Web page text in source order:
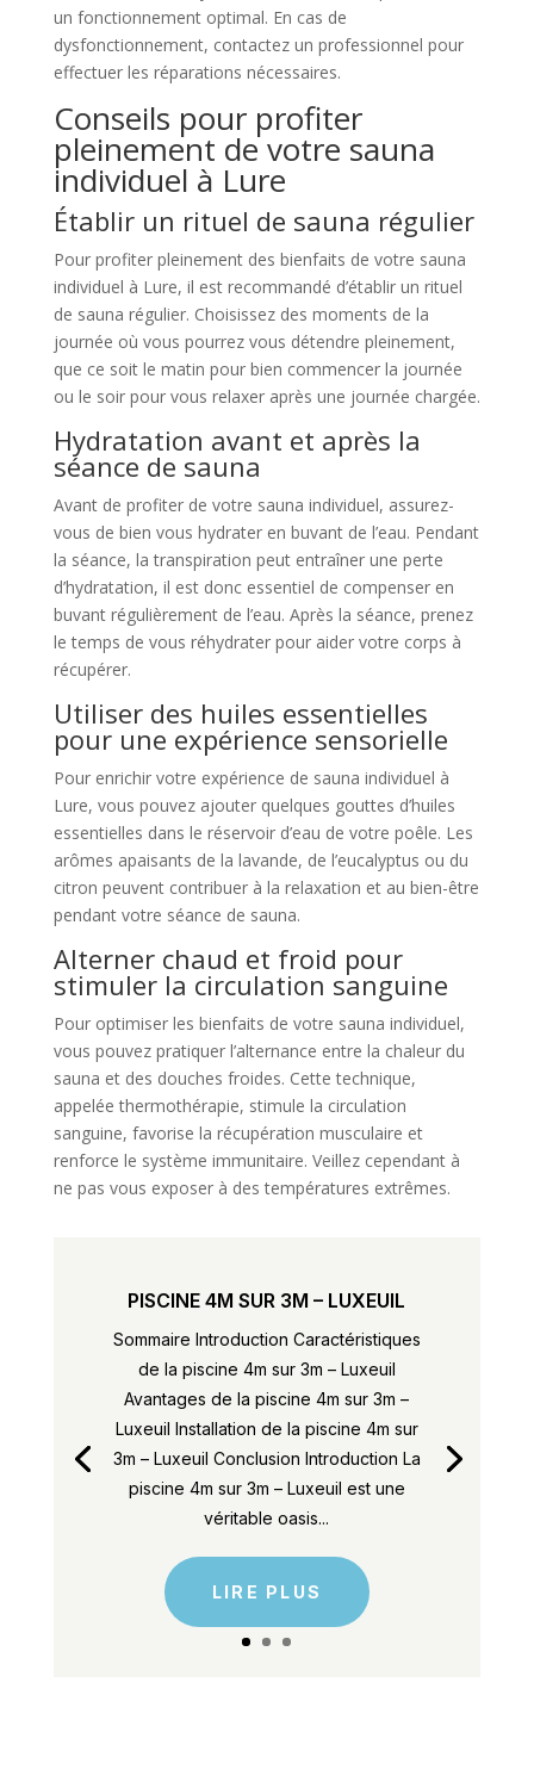
un fonctionnement optimal. En cas de
dysfonctionnement, contactez un professionnel pour
effectuer les réparations nécessaires.
Conseils pour profiter
pleinement de votre sauna
individuel à Lure
Établir un rituel de sauna régulier
Pour profiter pleinement des bienfaits de votre sauna
individuel à Lure, il est recommandé d’établir un rituel
de sauna régulier. Choisissez des moments de la
journée où vous pourrez vous détendre pleinement,
que ce soit le matin pour bien commencer la journée
ou le soir pour vous relaxer après une journée chargée.
Hydratation avant et après la
séance de sauna
Avant de profiter de votre sauna individuel, assurez-
vous de bien vous hydrater en buvant de l’eau. Pendant
la séance, la transpiration peut entraîner une perte
d’hydratation, il est donc essentiel de compenser en
buvant régulièrement de l’eau. Après la séance, prenez
le temps de vous réhydrater pour aider votre corps à
récupérer.
Utiliser des huiles essentielles
pour une expérience sensorielle
Pour enrichir votre expérience de sauna individuel à
Lure, vous pouvez ajouter quelques gouttes d’huiles
essentielles dans le réservoir d’eau de votre poêle. Les
arômes apaisants de la lavande, de l’eucalyptus ou du
citron peuvent contribuer à la relaxation et au bien-être
pendant votre séance de sauna.
Alterner chaud et froid pour
stimuler la circulation sanguine
Pour optimiser les bienfaits de votre sauna individuel,
vous pouvez pratiquer l’alternance entre la chaleur du
sauna et des douches froides. Cette technique,
appelée thermothérapie, stimule la circulation
sanguine, favorise la récupération musculaire et
renforce le système immunitaire. Veillez cependant à
ne pas vous exposer à des températures extrêmes.
PISCINE 4M SUR 3M – LUXEUIL
Sommaire Introduction Caractéristiques
de la piscine 4m sur 3m – Luxeuil
Avantages de la piscine 4m sur 3m –
Luxeuil Installation de la piscine 4m sur
3m – Luxeuil Conclusion Introduction La
piscine 4m sur 3m – Luxeuil est une
véritable oasis...
LIRE PLUS